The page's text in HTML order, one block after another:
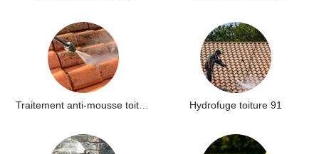
Hydrofuge toiture 91